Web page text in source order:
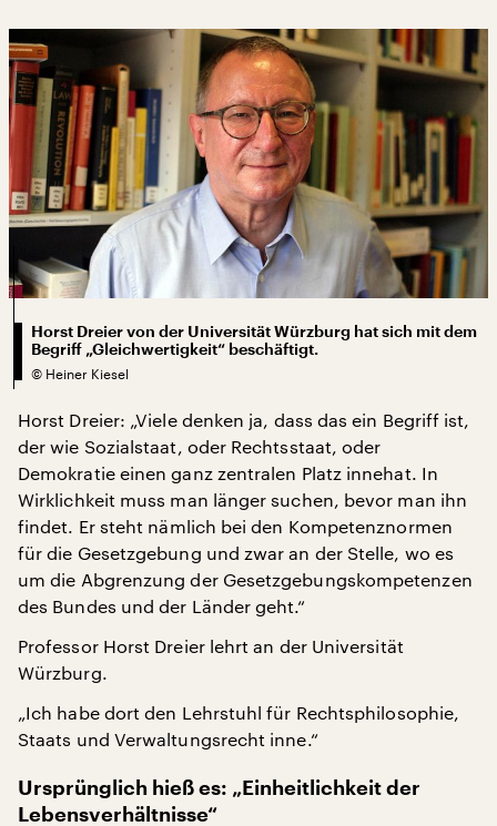
Horst Dreier von der Universität Würzburg hat sich mit dem
Begriff „Gleichwertigkeit“ beschäftigt.
© Heiner Kiesel
Horst Dreier: „Viele denken ja, dass das ein Begriff ist,
der wie Sozialstaat, oder Rechtsstaat, oder
Demokratie einen ganz zentralen Platz innehat. In
Wirklichkeit muss man länger suchen, bevor man ihn
findet. Er steht nämlich bei den Kompetenznormen
für die Gesetzgebung und zwar an der Stelle, wo es
um die Abgrenzung der Gesetzgebungskompetenzen
des Bundes und der Länder geht.“
Professor Horst Dreier lehrt an der Universität
Würzburg.
„Ich habe dort den Lehrstuhl für Rechtsphilosophie,
Staats und Verwaltungsrecht inne.“
Ursprünglich hieß es: „Einheitlichkeit der
Lebensverhältnisse“